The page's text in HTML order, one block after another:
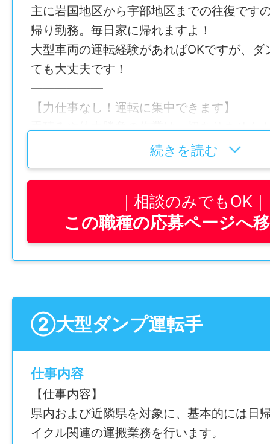
主に岩国地区から宇部地区までの往復です
帰り勤務。毎日家に帰れますよ！
大型車両の運転経験があればOKですが、ダ
ても大丈夫です！
——————
【力仕事なし！運転に集中できます】
手積みや体力勝負の作業は一切ありません
運転以外のお仕事といえば、荷台にシート
い。
積み込み作業もボタン一つで簡単に操作で
ベルカーでの積み下ろし作業は取引先が担
まさに、運転に集中できる環境が整ってい
——————
5:45～6:00 出勤・始業点呼・健康チェッ
チェック～点検
6:00～6:30 運行開始、A工場へ出発
7:15～ 運搬開始
10:15～11:15 車内でゆっくりお昼休憩
11:35～11:55 B工場到着（シート外し作業
11:55～15:15 点検・アルコールチェック・
続きを読む
相談のみでもOK
この職種の応募ページへ
②大型ダンプ運転手
仕事内容
【仕事内容】
県内および近隣県を対象に、基本的には日
イクル関連の運搬業務を行います。